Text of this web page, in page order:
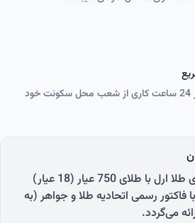
محصولات گالری طلا ارل با طلای 750 عیار (18 عیار)
رسمی اتحادیه طلا و جواهر (به
می‌گردد.